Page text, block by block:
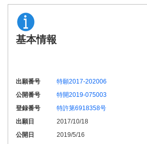
基本情報
出願番号
特願2017-202006
公開番号
特開2019-075003
登録番号
特許第6918358号
出願日
2017/10/18
公開日
2019/5/16